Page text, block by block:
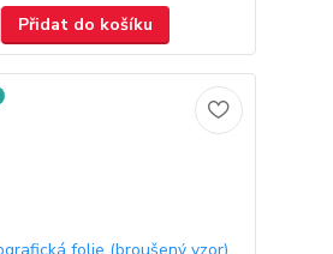
Přidat do košíku